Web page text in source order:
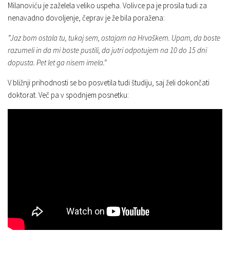
Milanoviću je zaželela veliko uspeha. Volivce pa je prosila tudi za
nenavadno dovoljenje, čeprav je že bila poražena:
”Jaz bom ostala tu, tukaj sem, ostajam na Hrvaškem. Upam, da boste
razumeli in da mi boste pustili, da jutri odpotujem na 10 do 15 dni
dopusta. Pet let ga nisem imela.”
V bližnji prihodnosti se bo posvetila tudi študiju, saj želi dokončati
doktorat. Več pa v spodnjem posnetku: